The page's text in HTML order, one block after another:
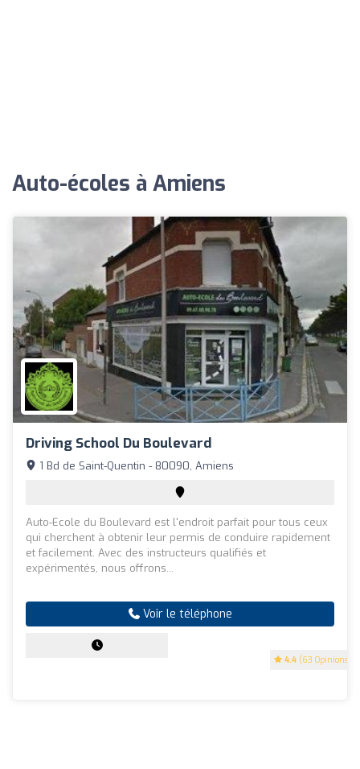
Auto-écoles à Amiens
Driving School Du Boulevard
4.4 (63 Opinions)
1 Bd de Saint-Quentin - 80090, Amiens
Auto-Ecole du Boulevard est l'endroit parfait pour tous ceux
qui cherchent à obtenir leur permis de conduire rapidement
et facilement. Avec des instructeurs qualifiés et
expérimentés, nous offrons...
Voir le téléphone